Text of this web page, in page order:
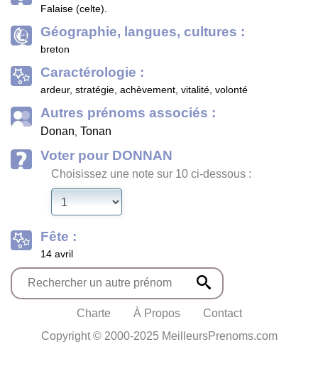
Falaise (celte).
Géographie, langues, cultures :
breton
Caractérologie :
ardeur, stratégie, achèvement, vitalité, volonté
Autres prénoms associés :
Donan, Tonan
Voter pour DONNAN
Choisissez une note sur 10 ci-dessous :
Fête :
14 avril
Charte À Propos
Contact
Copyright © 2000-2025 MeilleursPrenoms.com